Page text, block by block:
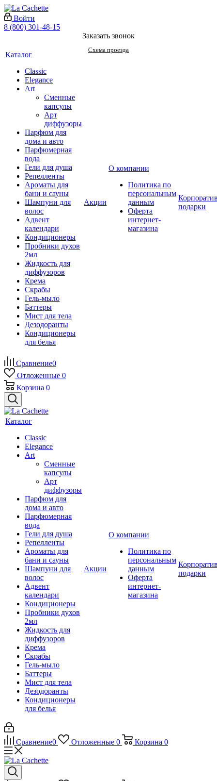
Войти
8 (800) 301-48-15
Заказать звонок
Схема проезда
Каталог
Classic
Elegance
Art
Сменные
капсулы
Арт
диффузоры
Парфюм для
дома и авто
Парфюмерная
вода
Гели для душа
Репелленты
Ароматы для
бани и сауны
Шампуни для
волос
Адвент
календари
Кондиционеры
Пробники духов
2мл
Жидкость для
диффузоров
Крема
Скрабы
Гель-мыло
Баттеры
Мист для тела
Дезодоранты
Кондиционеры
для белья
Акции
О компании
Политика по
персональным
данным
Оферта
интернет-
магазина
подарки
Сравнение0
Отложенные 0
Корзина 0
Каталог
Classic
Elegance
Art
Сменные
капсулы
Арт
диффузоры
Парфюм для
дома и авто
Парфюмерная
вода
Гели для душа
Репелленты
Ароматы для
бани и сауны
Шампуни для
волос
Адвент
календари
Кондиционеры
Пробники духов
2мл
Жидкость для
диффузоров
Крема
Скрабы
Гель-мыло
Баттеры
Мист для тела
Дезодоранты
Кондиционеры
для белья
Акции
О компании
Политика по
персональным
данным
Оферта
интернет-
магазина
подарки
Сравнение0 Отложенные 0 Корзина 0